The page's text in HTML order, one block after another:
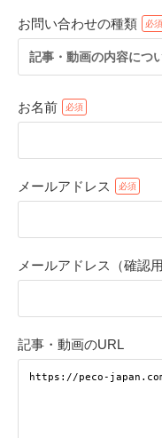
お問い合わせの種類
記事・動画の内容につ
お名前
メールアドレス
メールアドレス（確認用
記事・動画のURL